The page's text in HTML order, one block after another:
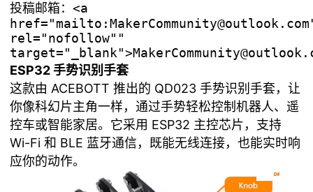
投稿邮箱：<a
rel="nofollow""
ESP32 手势识别手套
这款由 ACEBOTT 推出的 QD023 手势识别手套，让
你像科幻片主角一样，通过手势轻松控制机器人、遥
控车或智能家居。它采用 ESP32 主控芯片，支持
Wi-Fi 和 BLE 蓝牙通信，既能无线连接，也能实时响
应你的动作。